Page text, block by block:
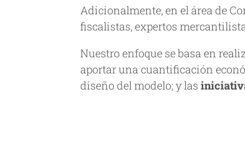
Adicionalmente, en el área de
fiscalistas, expertos
Nuestro enfoque se basa en
aportar una cuantificación
diseño del modelo; y las